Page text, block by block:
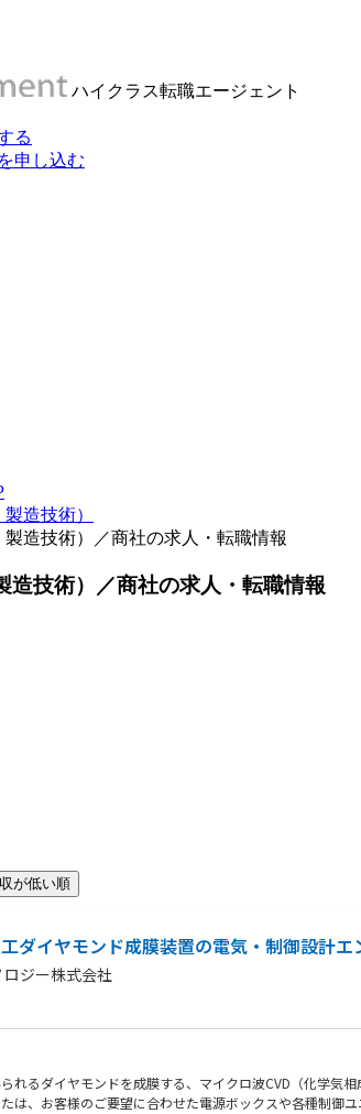
ハイクラス転職エージェント
る
申し込む
造技術）
造技術）／商社の求人・転職情報
造技術）／商社の求人・転職情報
が低い順
工ダイヤモンド成膜装置の電気・制御設計エ
ロジー株式会社
れるダイヤモンドを成膜する、マイクロ波CVD（化学気
は、お客様のご要望に合わせた電源ボックスや各種制御